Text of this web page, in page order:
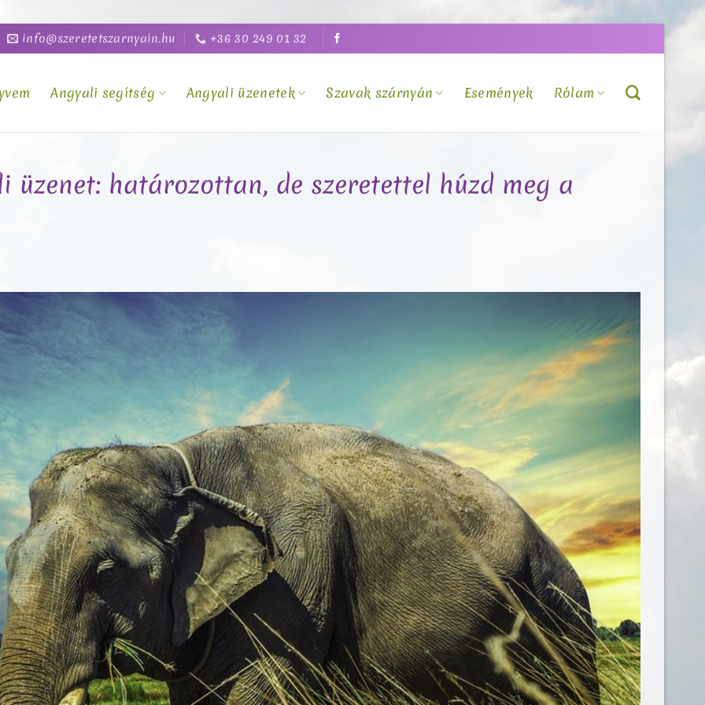
info@szeretetszarnyain.hu +36 30 249 01 32
Angyali segítség Angyali üzenetek Szavak szárnyán Események Rólam
üzenet: határozottan, de szeretettel húzd meg a